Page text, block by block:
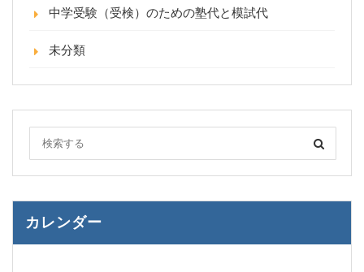
中学受験（受検）のための塾代と模試代
未分類
カレンダー